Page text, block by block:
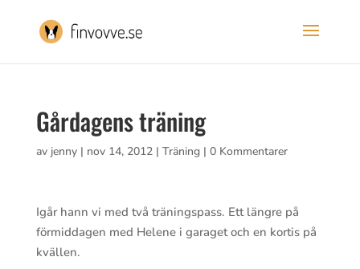
Gårdagens träning
av jenny| nov 14, 2012| Träning| 0 Kommentarer
Igår hann vi med två träningspass. Ett längre på
förmiddagen med Helene i garaget och en kortis på
kvällen.